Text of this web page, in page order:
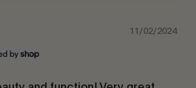
11/02/2024